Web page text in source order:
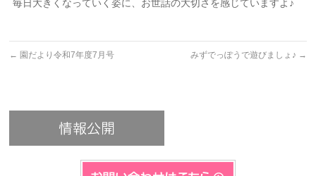
毎日大きくなっていく姿に、お世話の大切さを感じていますよ♪
← 園だより令和7年度7月号 みずでっぽうで遊びましょ♪ →